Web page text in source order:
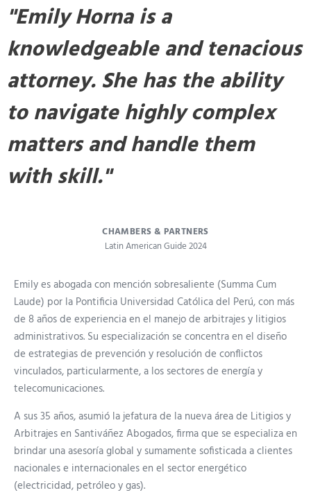
"Emily Horna is a
knowledgeable and tenacious
attorney. She has the ability
to navigate highly complex
matters and handle them
with skill."
CHAMBERS & PARTNERS
Latin American Guide 2024
Emily es abogada con mención sobresaliente (Summa Cum
Laude) por la Pontificia Universidad Católica del Perú, con más
de 8 años de experiencia en el manejo de arbitrajes y litigios
administrativos. Su especialización se concentra en el diseño
de estrategias de prevención y resolución de conflictos
vinculados, particularmente, a los sectores de energía y
telecomunicaciones.
A sus 35 años, asumió la jefatura de la nueva área de Litigios y
Arbitrajes en Santiváñez Abogados, firma que se especializa en
brindar una asesoría global y sumamente sofisticada a clientes
nacionales e internacionales en el sector energético
(electricidad, petróleo y gas).